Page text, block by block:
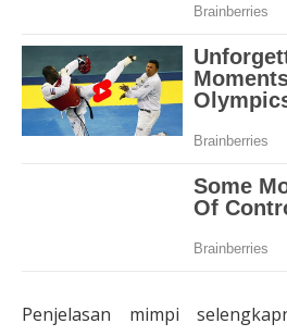
Penjelasan mimpi